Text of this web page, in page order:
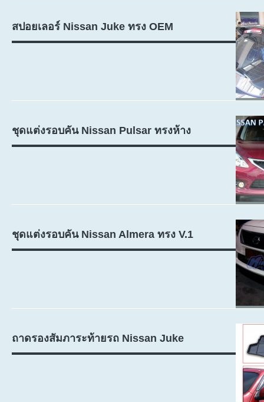
สปอยเลอร์ Nissan Juke ทรง OEM
ชุดแต่งรอบคัน Nissan Pulsar ทรงห้าง
ชุดแต่งรอบคัน Nissan Almera ทรง V.1
ถาดรองสัมภาระท้ายรถ Nissan Juke